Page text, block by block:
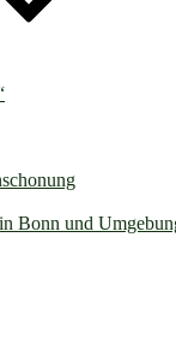
Bonn und